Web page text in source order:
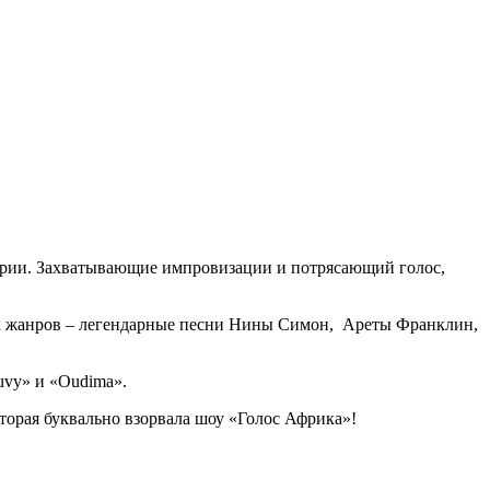
Захватывающие импровизации и потрясающий голос,
жанров – легендарные песни Нины Симон, Ареты Франклин,
и «Oudima».
буквально взорвала шоу «Голос Африка»!